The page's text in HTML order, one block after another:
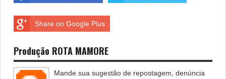
Share on Google Plus
Produção ROTA MAMORE
Mande sua sugestão de repostagem, denúncia